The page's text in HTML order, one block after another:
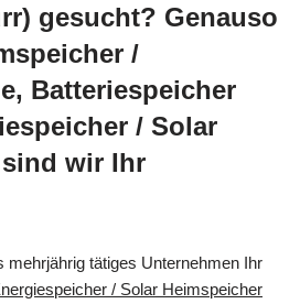
gesucht? Genauso
/
Batteriespeicher
/ Solar
wir Ihr
mehrjährig tätiges Unternehmen Ihr
/ Solar Heimspeicher